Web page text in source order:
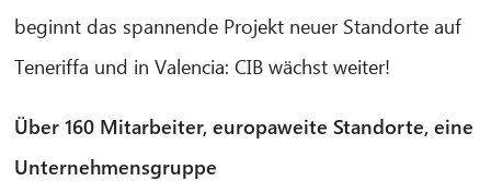
beginnt das spannende Projekt neuer Standorte auf
Teneriffa und in Valencia: CIB wächst weiter!
Über 160 Mitarbeiter, europaweite Standorte, eine
Unternehmensgruppe